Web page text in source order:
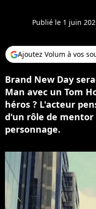
Publié le 1 juin
Ajoutez Volum à vos
Brand New Day
Man avec un Tom
héros ? L'acteur
d'un rôle de
personnage.